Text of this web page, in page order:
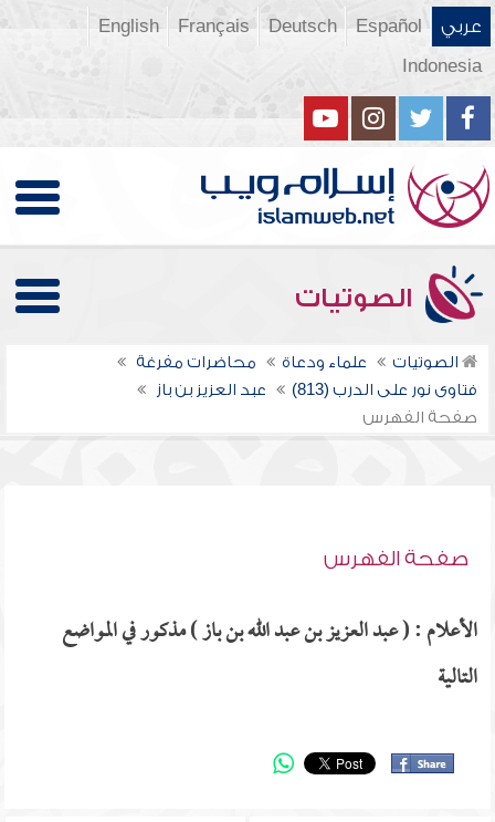
عربي Español
Deutsch
Français
English
Indonesia
الصوتيات
الصوتيات علماء ودعاة
محاضرات مفرغة
فتاوى نور على الدرب (813)
عبد العزيز بن باز
صفحة الفهرس
صفحة الفهرس
الأعلام : ( عبد العزيز بن عبد الله بن باز ) مذكور في المواضع
التالية